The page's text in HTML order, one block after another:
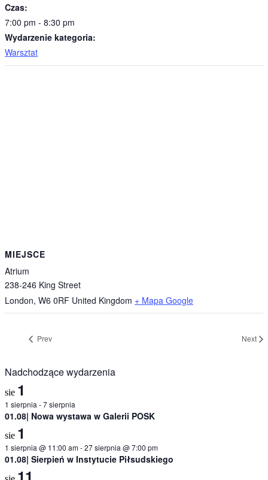
Czas:
7:00 pm - 8:30 pm
Wydarzenie kategoria:
Warsztat
MIEJSCE
Atrium
238-246 King Street
London, W6 0RF United Kingdom + Mapa Google
Prev Next
Nadchodzące wydarzenia
sie 1
1 sierpnia -7 sierpnia
01.08| Nowa wystawa w Galerii POSK
sie 1
1 sierpnia @ 11:00 am-27 sierpnia @ 7:00 pm
01.08| Sierpień w Instytucie Piłsudskiego
11